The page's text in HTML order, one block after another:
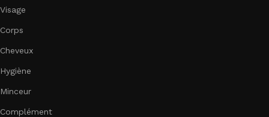
Visage
Corps
Cheveux
Hygiène
Minceur
Complément